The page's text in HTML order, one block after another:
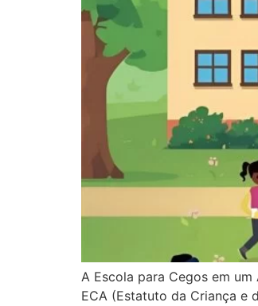
A Escola para Cegos em
ECA (Estatuto da Criança e